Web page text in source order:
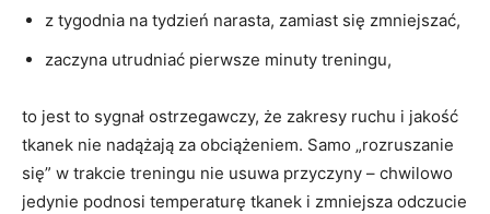
z tygodnia na tydzień narasta, zamiast się zmniejszać,
zaczyna utrudniać pierwsze minuty treningu,
to jest to sygnał ostrzegawczy, że zakresy ruchu i jakość
tkanek nie nadążają za obciążeniem. Samo „rozruszanie
się” w trakcie treningu nie usuwa przyczyny – chwilowo
jedynie podnosi temperaturę tkanek i zmniejsza odczucie